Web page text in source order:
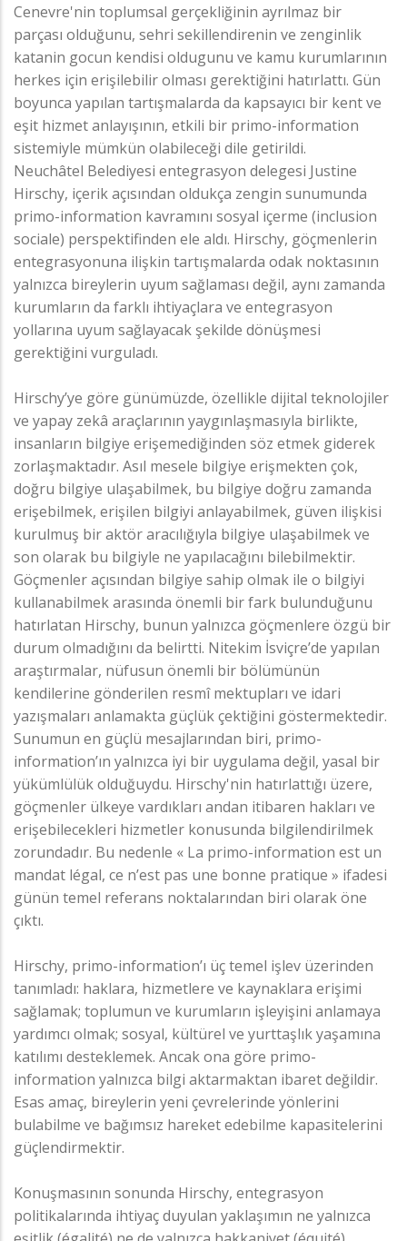
Cenevre'nin toplumsal gerçekliğinin ayrılmaz bir
parçası olduğunu, sehri sekillendirenin ve zenginlik
katanin gocun kendisi oldugunu ve kamu kurumlarının
herkes için erişilebilir olması gerektiğini hatırlattı. Gün
boyunca yapılan tartışmalarda da kapsayıcı bir kent ve
eşit hizmet anlayışının, etkili bir primo-information
sistemiyle mümkün olabileceği dile getirildi.
Neuchâtel Belediyesi entegrasyon delegesi Justine
Hirschy, içerik açısından oldukça zengin sunumunda
primo-information kavramını sosyal içerme (inclusion
sociale) perspektifinden ele aldı. Hirschy, göçmenlerin
entegrasyonuna ilişkin tartışmalarda odak noktasının
yalnızca bireylerin uyum sağlaması değil, aynı zamanda
kurumların da farklı ihtiyaçlara ve entegrasyon
yollarına uyum sağlayacak şekilde dönüşmesi
gerektiğini vurguladı.
Hirschy’ye göre günümüzde, özellikle dijital teknolojiler
ve yapay zekâ araçlarının yaygınlaşmasıyla birlikte,
insanların bilgiye erişemediğinden söz etmek giderek
zorlaşmaktadır. Asıl mesele bilgiye erişmekten çok,
doğru bilgiye ulaşabilmek, bu bilgiye doğru zamanda
erişebilmek, erişilen bilgiyi anlayabilmek, güven ilişkisi
kurulmuş bir aktör aracılığıyla bilgiye ulaşabilmek ve
son olarak bu bilgiyle ne yapılacağını bilebilmektir.
Göçmenler açısından bilgiye sahip olmak ile o bilgiyi
kullanabilmek arasında önemli bir fark bulunduğunu
hatırlatan Hirschy, bunun yalnızca göçmenlere özgü bir
durum olmadığını da belirtti. Nitekim İsviçre’de yapılan
araştırmalar, nüfusun önemli bir bölümünün
kendilerine gönderilen resmî mektupları ve idari
yazışmaları anlamakta güçlük çektiğini göstermektedir.
Sunumun en güçlü mesajlarından biri, primo-
information’ın yalnızca iyi bir uygulama değil, yasal bir
yükümlülük olduğuydu. Hirschy'nin hatırlattığı üzere,
göçmenler ülkeye vardıkları andan itibaren hakları ve
erişebilecekleri hizmetler konusunda bilgilendirilmek
zorundadır. Bu nedenle « La primo-information est un
mandat légal, ce n’est pas une bonne pratique » ifadesi
günün temel referans noktalarından biri olarak öne
çıktı.
Hirschy, primo-information’ı üç temel işlev üzerinden
tanımladı: haklara, hizmetlere ve kaynaklara erişimi
sağlamak; toplumun ve kurumların işleyişini anlamaya
yardımcı olmak; sosyal, kültürel ve yurttaşlık yaşamına
katılımı desteklemek. Ancak ona göre primo-
information yalnızca bilgi aktarmaktan ibaret değildir.
Esas amaç, bireylerin yeni çevrelerinde yönlerini
bulabilme ve bağımsız hareket edebilme kapasitelerini
güçlendirmektir.
Konuşmasının sonunda Hirschy, entegrasyon
politikalarında ihtiyaç duyulan yaklaşımın ne yalnızca